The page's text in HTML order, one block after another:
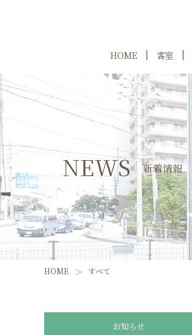
HOME 客室
NEWS 新着情報
HOME すべて
お知らせ